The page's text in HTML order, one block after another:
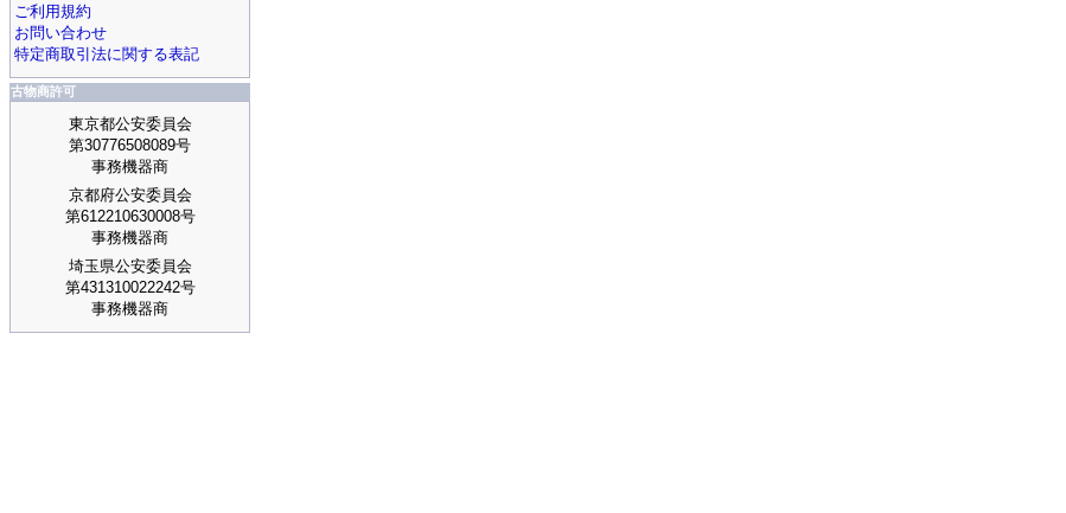
ご利用規約
お問い合わせ
特定商取引法に関する表記
古物商許可
東京都公安委員会
第30776508089号
事務機器商
京都府公安委員会
第612210630008号
事務機器商
埼玉県公安委員会
第431310022242号
事務機器商